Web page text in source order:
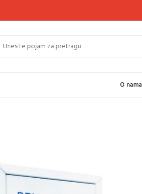
O nama